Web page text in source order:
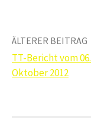
Beitrags-
Navigation
ÄLTERER BEITRAG
TT-Bericht vom 06.
Oktober 2012